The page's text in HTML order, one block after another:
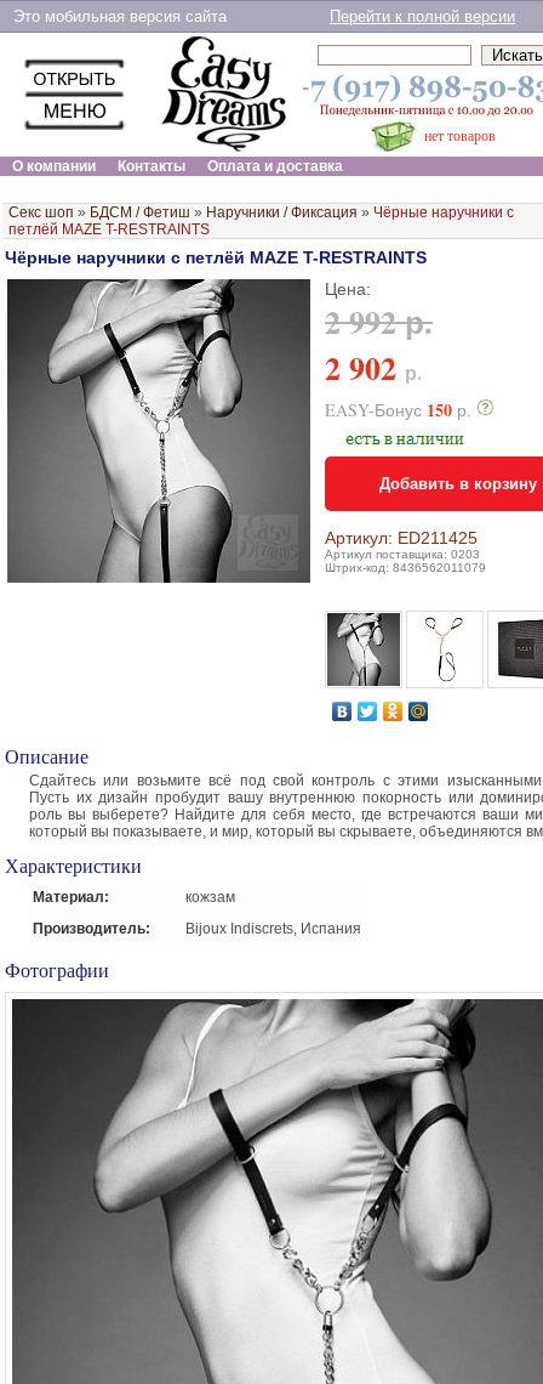
Это мобильная версия сайта Перейти к полной версии
нет товаров
О компании
Контакты Оплата и доставка
Секс шоп » БДСМ / Фетиш » Наручники / Фиксация » Чёрные наручники с
петлёй MAZE T-RESTRAINTS
Чёрные наручники с петлёй MAZE T-RESTRAINTS
Цена:
2 992 р.
2 902 р.
EASY-Бонус 150 р.
Добавить в корзину
Артикул: ED211425
Артикул поставщика: 0203
Штрих-код: 8436562011079
Описание
Сдайтесь или возьмите всё под свой контроль с этими изысканными
Пусть их дизайн пробудит вашу внутреннюю покорность или
роль вы выберете? Найдите для себя место, где встречаются ваши
который вы показываете, и мир, который вы скрываете, объединяются
Характеристики
Материал:
кожзам
Производитель:
Bijoux Indiscrets, Испания
Фотографии